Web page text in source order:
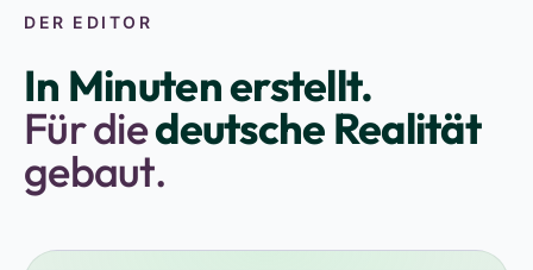
DER EDITOR
In Minuten erstellt.
Für diedeutsche Realität
gebaut.